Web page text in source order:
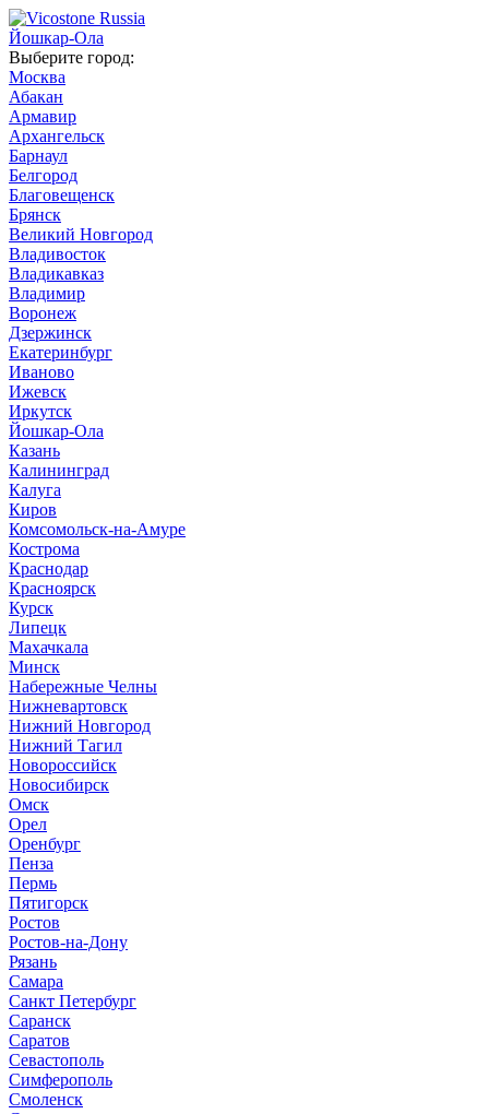
Йошкар-Ола
Выберите город:
Москва
Абакан
Армавир
Архангельск
Барнаул
Белгород
Благовещенск
Брянск
Великий Новгород
Владивосток
Владикавказ
Владимир
Воронеж
Дзержинск
Екатеринбург
Иваново
Ижевск
Иркутск
Йошкар-Ола
Казань
Калининград
Калуга
Киров
Комсомольск-на-Амуре
Кострома
Краснодар
Красноярск
Курск
Липецк
Махачкала
Минск
Набережные Челны
Нижневартовск
Нижний Новгород
Нижний Тагил
Новороссийск
Новосибирск
Омск
Орел
Оренбург
Пенза
Пермь
Пятигорск
Ростов
Ростов-на-Дону
Рязань
Самара
Санкт Петербург
Саранск
Саратов
Севастополь
Симферополь
Смоленск